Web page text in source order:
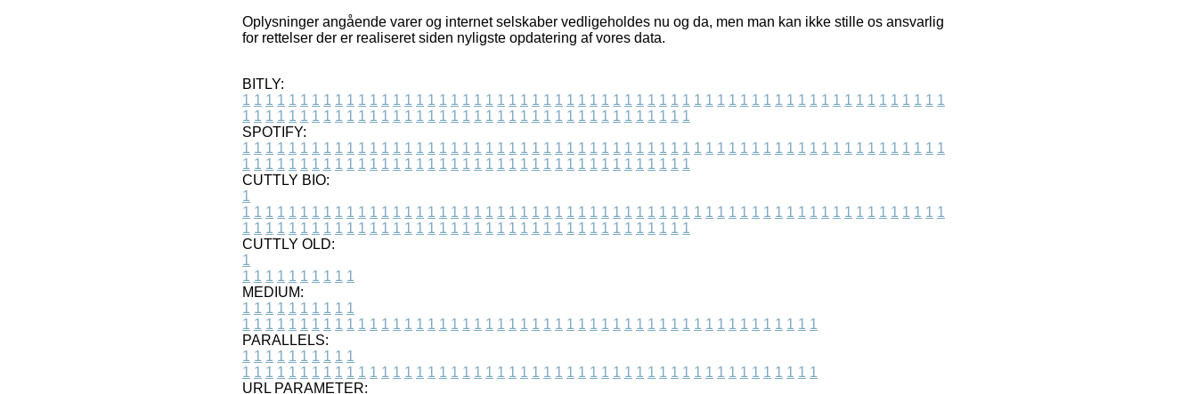
Oplysninger angående varer og internet selskaber vedligeholdes nu og da, men man kan ikke stille os ansvarlig
for rettelser der er realiseret siden nyligste opdatering af vores data.
BITLY:
1 1 1 1 1 1 1 1 1 1 1 1 1 1 1 1 1 1 1 1 1 1 1 1 1 1 1 1 1 1 1 1 1 1 1 1 1 1 1 1 1 1 1 1 1 1 1 1 1 1 1 1 1 1 1 1 1 1 1 1 1
1 1 1 1 1 1 1 1 1 1 1 1 1 1 1 1 1 1 1 1 1 1 1 1 1 1 1 1 1 1 1 1 1 1 1 1 1 1 1
SPOTIFY:
1 1 1 1 1 1 1 1 1 1 1 1 1 1 1 1 1 1 1 1 1 1 1 1 1 1 1 1 1 1 1 1 1 1 1 1 1 1 1 1 1 1 1 1 1 1 1 1 1 1 1 1 1 1 1 1 1 1 1 1 1
1 1 1 1 1 1 1 1 1 1 1 1 1 1 1 1 1 1 1 1 1 1 1 1 1 1 1 1 1 1 1 1 1 1 1 1 1 1 1
CUTTLY BIO:
1
1 1 1 1 1 1 1 1 1 1 1 1 1 1 1 1 1 1 1 1 1 1 1 1 1 1 1 1 1 1 1 1 1 1 1 1 1 1 1 1 1 1 1 1 1 1 1 1 1 1 1 1 1 1 1 1 1 1 1 1 1
1 1 1 1 1 1 1 1 1 1 1 1 1 1 1 1 1 1 1 1 1 1 1 1 1 1 1 1 1 1 1 1 1 1 1 1 1 1 1
CUTTLY OLD:
1
1 1 1 1 1 1 1 1 1 1
MEDIUM:
1 1 1 1 1 1 1 1 1 1
1 1 1 1 1 1 1 1 1 1 1 1 1 1 1 1 1 1 1 1 1 1 1 1 1 1 1 1 1 1 1 1 1 1 1 1 1 1 1 1 1 1 1 1 1 1 1 1 1 1
PARALLELS:
1 1 1 1 1 1 1 1 1 1
1 1 1 1 1 1 1 1 1 1 1 1 1 1 1 1 1 1 1 1 1 1 1 1 1 1 1 1 1 1 1 1 1 1 1 1 1 1 1 1 1 1 1 1 1 1 1 1 1 1
URL PARAMETER: